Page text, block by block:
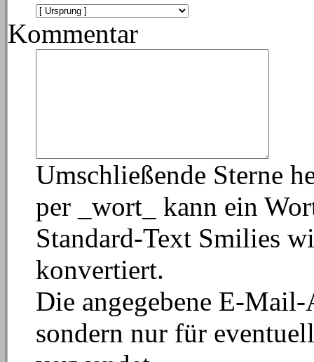
Kommentar
Umschließende Sterne
per _wort_ kann ein
Standard-Text Smilies
konvertiert.
Die angegebene E-
sondern nur für